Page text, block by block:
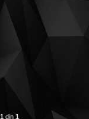
1 din 1